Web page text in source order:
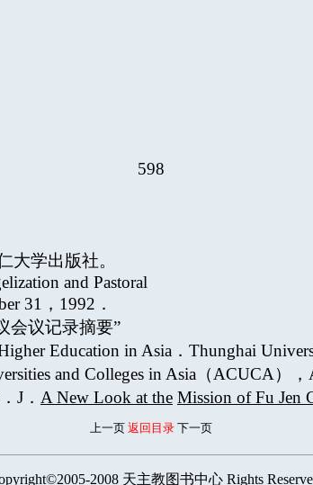
598
大学出版社。
and Pastoral
31，1992．
会议记录摘要”
Education in Asia．Thunghai
and Colleges in Asia（ACUCA）
J． A New Look at the Mission of Fu Jen
上一页 返回目录 下一页
2008 天主教图书中心Rights